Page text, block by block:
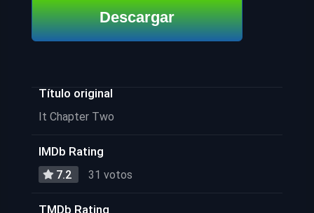
Descargar
Título original
It Chapter Two
IMDb Rating
7.2 31 votos
TMDb Rating